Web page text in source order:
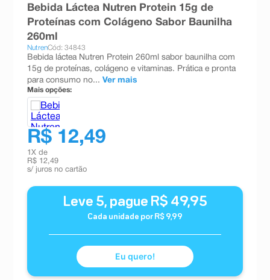
absorvente
10ºshampoo
Bebida Láctea Nutren Protein 15g de
Proteínas com Colágeno Sabor Baunilha
260ml
NutrenCód: 34843
Bebida láctea Nutren Protein 260ml sabor baunilha com
15g de proteínas, colágeno e vitaminas. Prática e pronta
para consumo no... Ver mais
Mais opções:
R$ 12,49
1 X de
R$ 12,49
s/ juros no cartão
Leve 5, pague R$ 49,95
Cada unidade por R$ 9,99
Eu quero!